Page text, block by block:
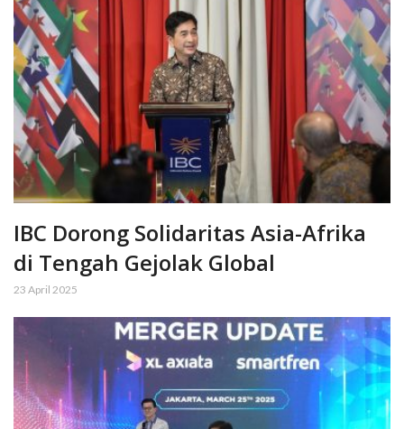
IBC Dorong Solidaritas Asia-Afrika
di Tengah Gejolak Global
23 April 2025